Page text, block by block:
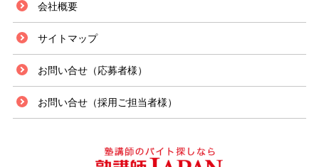
会社概要
サイトマップ
お問い合せ（応募者様）
お問い合せ（採用ご担当者様）